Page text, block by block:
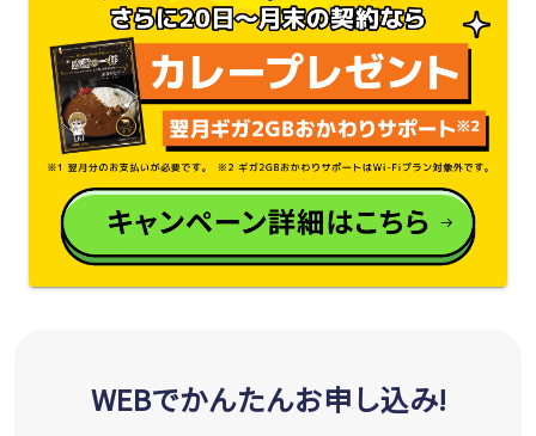
WEBでかんたんお申し込み!